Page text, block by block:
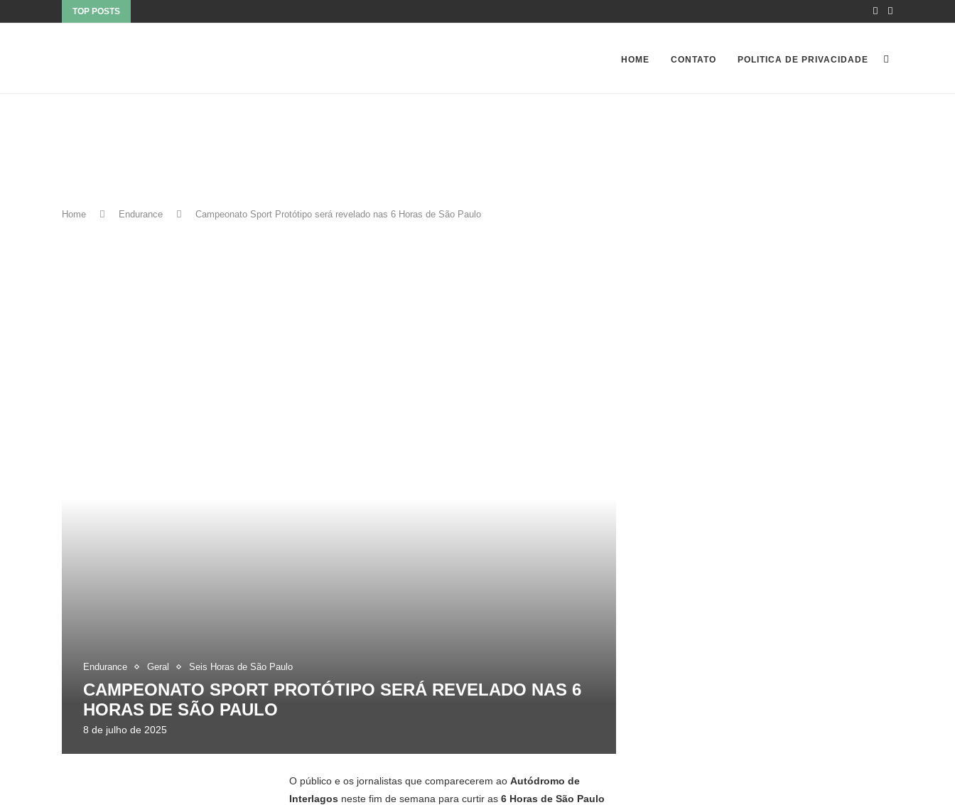
TOP POSTS
HOME CONTATO POLITICA DE PRIVACIDADE
Home Endurance Campeonato Sport Protótipo será revelado nas 6 Horas de São Paulo
Endurance Geral Seis Horas de São Paulo
CAMPEONATO SPORT PROTÓTIPO SERÁ REVELADO NAS 6
HORAS DE SÃO PAULO
8 de julho de 2025
O público e os jornalistas que comparecerem ao Autódromo de
Interlagos neste fim de semana para curtir as 6 Horas de São Paulo